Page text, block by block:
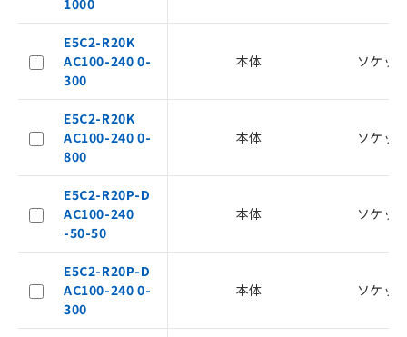
1000
E5C2-R20K
AC100-240 0-
300
本体 ソケッ
E5C2-R20K
AC100-240 0-
800
本体 ソケッ
E5C2-R20P-D
AC100-240
-50-50
本体 ソケッ
E5C2-R20P-D
AC100-240 0-
300
本体 ソケッ
空
ビス）をご利用いただくには、I-Web
メンバーズにご登録されている必要が
あります。
登録された部品リストについて、当社
および当社の共同利用者が、当社の製
品・サービスに関するお客様との取
をご了承ください。
※当社の共同利用者とは、
の共同利用に関して"
の「1.共同利
用者の範囲」に記載されている法人を
指します。